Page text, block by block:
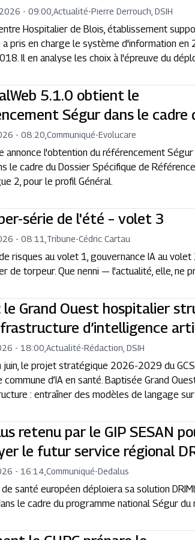
- 09:00 ,Actualité-Pierre Derrouch, DSIH
Hospitalier de Blois, établissement
pris en charge le système d'information
Il en analyse les choix à l'épreuve du
5.1.0 obtient le
Ségur dans le cadre
- 08:20 ,Communiqué-Evolucare
annonce l'obtention du référencement
le cadre du Dossier Spécifique de
2, pour le profil Général.
série de l'été – volet 3
- 08:11 Tribune-Cédric Cartau
risques au volet 1, gouvernance IA au
de torpeur. Que nenni — l'actualité, elle, ne
le Grand Ouest hospitalier
d’intelligence
- 18:00 ,Actualité-Rédaction, DSIH
juin, le projet stratégique 2026-2029 du GCS
d’IA en santé. Baptisée Grand
: entraîner des modèles de langage
retenu par le GIP SESAN
le futur service régional
- 16:14 ,Communiqué-Dedalus
santé européen déploiera sa solution
le cadre du programme national Ségur du